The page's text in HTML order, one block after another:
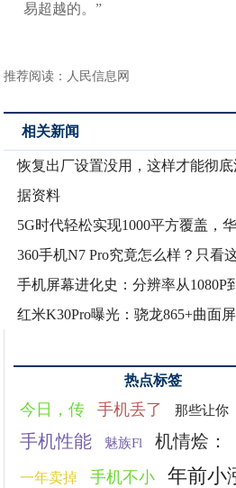
易超越的。”
推荐阅读： 人民信息网
相关新闻
恢复出厂设置没用，这样才能彻
据资料
5G时代轻松实现1000平方覆盖，
360手机N7 Pro究竟怎么样？只看
手机屏幕进化史：分辨率从1080P
红米K30Pro曝光：骁龙865+曲面
热点标签
今日，传 手机丢了 那些让你
手机性能 魅族Fl 机情烩：
一年卖掉 手机不小 年前小